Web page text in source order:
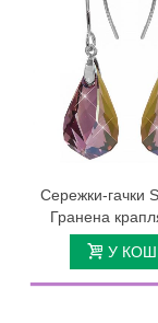
Сережки-гачки
Гранена
У